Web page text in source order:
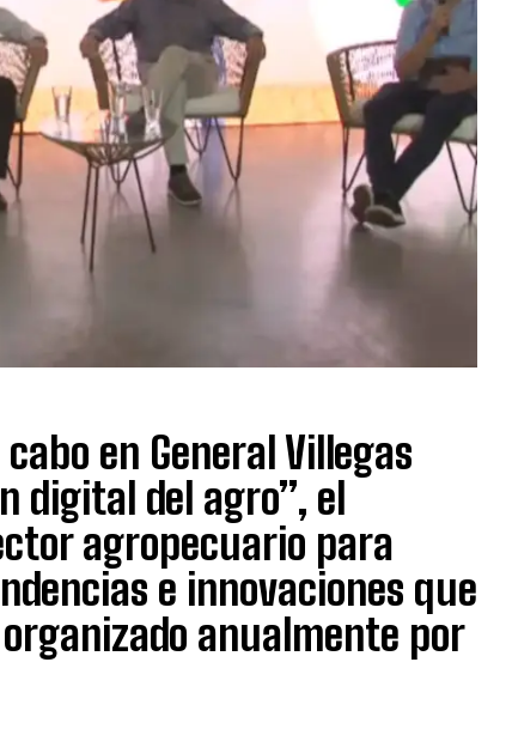
en General Villegas
digital del agro”, el
agropecuario para
e innovaciones que
anualmente por